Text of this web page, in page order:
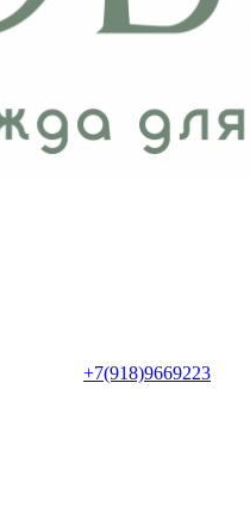
+7(918)9669223